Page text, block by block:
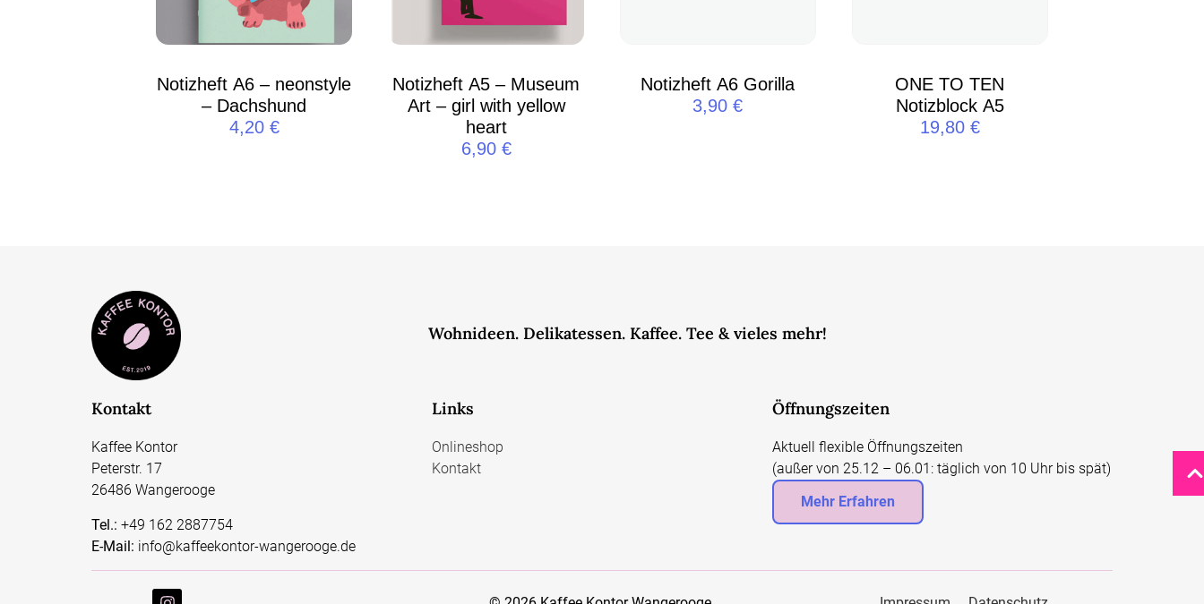
Notizheft A6 – neonstyle
– Dachshund
4,20 €
Notizheft A5 – Museum
Art – girl with yellow
heart
6,90 €
Notizheft A6 Gorilla
3,90€
ONE TO TEN
Notizblock A5
19,80 €
Wohnideen. Delikatessen. Kaffee. Tee & vieles mehr!
Kontakt
Kaffee Kontor
Peterstr. 17
26486 Wangerooge
Tel.: +49 162 2887754
E-Mail: info@kaffeekontor-wangerooge.de
Links
Onlineshop
Kontakt
Öffnungszeiten
Aktuell flexible Öffnungszeiten
(außer von 25.12 – 06.01: täglich von 10 Uhr bis spät)
Mehr Erfahren